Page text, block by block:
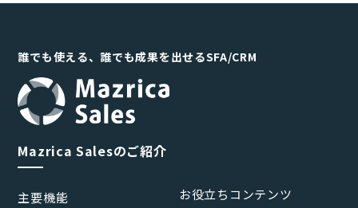
誰でも使える、誰でも成果を出せるSFA/CRM
Mazrica Salesのご紹介
主要機能 お役立ちコンテンツ